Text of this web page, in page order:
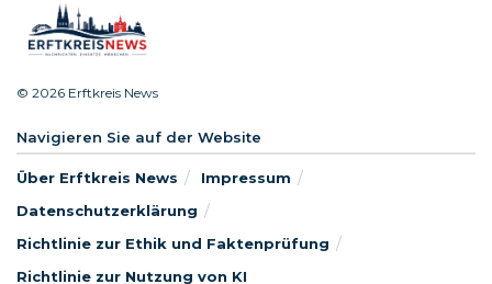
© 2026 Erftkreis News
Navigieren Sie auf der Website
Über Erftkreis News
Impressum
Datenschutzerklärung
Richtlinie zur Ethik und Faktenprüfung
Richtlinie zur Nutzung von KI